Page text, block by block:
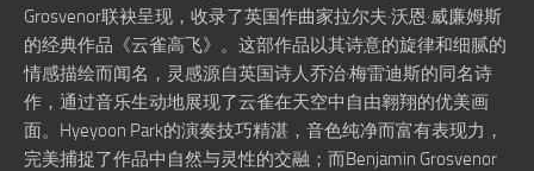
Grosvenor联袂呈现，收录了英国作曲家拉尔夫·沃恩·威廉姆斯
的经典作品《云雀高飞》。这部作品以其诗意的旋律和细腻的
情感描绘而闻名，灵感源自英国诗人乔治·梅雷迪斯的同名诗
作，通过音乐生动地展现了云雀在天空中自由翱翔的优美画
面。Hyeyoon Park的演奏技巧精湛，音色纯净而富有表现力，
完美捕捉了作品中自然与灵性的交融；而Benjamin Grosvenor